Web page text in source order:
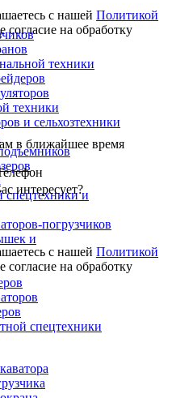
техники
техники
и сельхозтехники
спецтехники и
погрузчиков
и
спецтехники
с нашейПолитикой
согласие на обработку
в ближайшее время
интересует?
с нашейПолитикой
согласие на обработку